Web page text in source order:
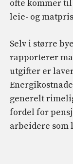
ofte kommer
leie- og
Selv i større
rapporterer
utgifter er
generelt
fordel for
arbeidere som